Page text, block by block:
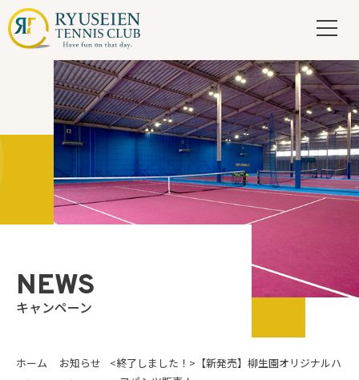
NEWS
キャンペーン
ホーム お知らせ
<終了しました！>【新発売】柳生園オリジナルハ